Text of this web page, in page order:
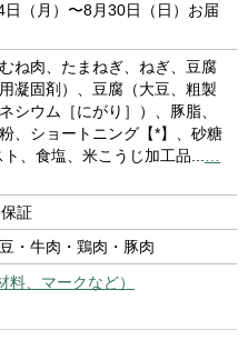
日（月）〜8月30日（日）お届
ね肉、たまねぎ、ねぎ、豆腐
用凝固剤）、豆腐（大豆、粗製
シウム［にがり］）、豚脂、
、ショートニング【*】、砂糖
ト、食塩、米こうじ加工品
証
・牛肉・鶏肉・豚肉
、マークなど）